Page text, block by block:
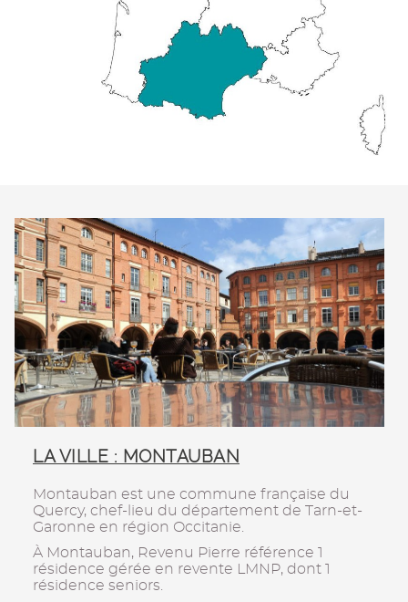
LA VILLE : MONTAUBAN
Montauban est une commune française du
Quercy, chef-lieu du département de Tarn-et-
Garonne en région Occitanie.
À Montauban, Revenu Pierre référence 1
résidence gérée en revente LMNP, dont 1
résidence seniors.